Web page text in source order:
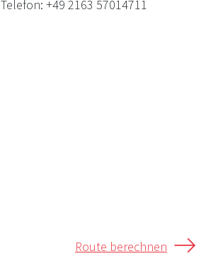
Telefon: +49 2163 57014711
Route berechnen